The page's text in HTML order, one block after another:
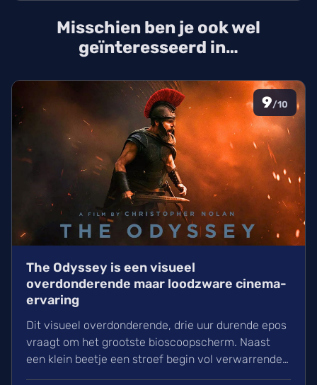
Thursday Murder Club.
Misschien ben je ook wel
geïnteresseerd in…
9/10
The Odyssey is een visueel
overdonderende maar loodzware cinema-
ervaring
Dit visueel overdonderende, drie uur durende epos
vraagt om het grootste bioscoopscherm. Naast
een klein beetje een stroef begin vol verwarrende